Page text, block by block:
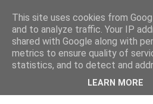
Mit frischen Themen aus der
This site uses cookies from
and to analyze traffic. Your IP
shared with Google along with
metrics to ensure quality of
statistics, and to detect and
LEARN MORE